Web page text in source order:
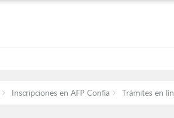
Inscripciones en AFP Confía Trámites en